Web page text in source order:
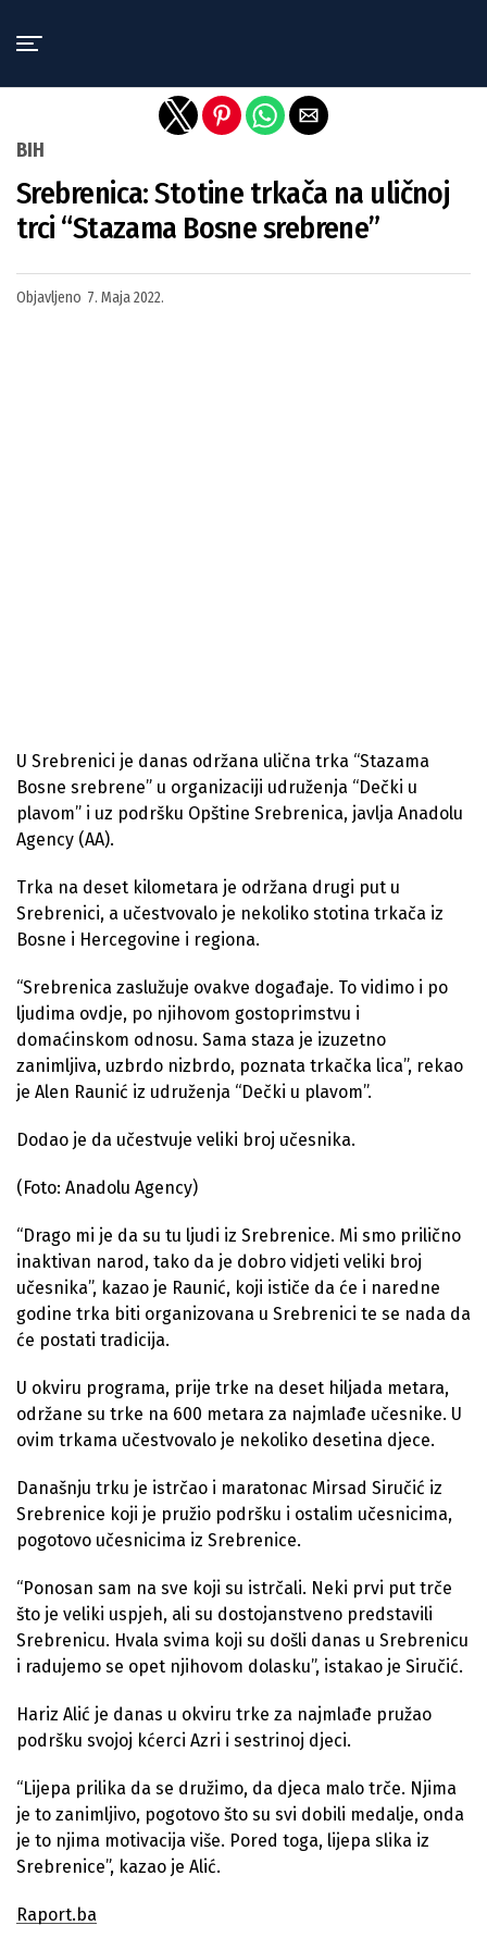
BIH
Srebrenica: Stotine trkača na uličnoj
trci “Stazama Bosne srebrene”
Objavljeno 7. Maja 2022.
U Srebrenici je danas održana ulična trka “Stazama
Bosne srebrene” u organizaciji udruženja “Dečki u
plavom” i uz podršku Opštine Srebrenica, javlja Anadolu
Agency (AA).
Trka na deset kilometara je održana drugi put u
Srebrenici, a učestvovalo je nekoliko stotina trkača iz
Bosne i Hercegovine i regiona.
“Srebrenica zaslužuje ovakve događaje. To vidimo i po
ljudima ovdje, po njihovom gostoprimstvu i
domaćinskom odnosu. Sama staza je izuzetno
zanimljiva, uzbrdo nizbrdo, poznata trkačka lica”, rekao
je Alen Raunić iz udruženja “Dečki u plavom”.
Dodao je da učestvuje veliki broj učesnika.
(Foto: Anadolu Agency)
“Drago mi je da su tu ljudi iz Srebrenice. Mi smo prilično
inaktivan narod, tako da je dobro vidjeti veliki broj
učesnika”, kaza​​​​​​​o je Raunić, koji ističe da će i naredne
godine trka biti organizovana u Srebrenici te se nada da
će postati tradicija.
U okviru programa, prije trke na deset hiljada metara,
održane su trke na 600 metara za najmlađe učesnike. U
ovim trkama učestvovalo je nekoliko desetina djece.
Današnju trku je istrčao i maratonac Mirsad Siručić iz
Srebrenice koji je pružio podršku i ostalim učesnicima,
pogotovo učesnicima iz Srebrenice.
“Ponosan sam na sve koji su istrčali. Neki prvi put trče
što je veliki uspjeh, ali su dostojanstveno predstavili
Srebrenicu. Hvala svima koji su došli danas u Srebrenicu
i radujemo se opet njihovom dolasku”, istakao je Siručić.
Hariz Alić je danas u okviru trke za najmlađe pružao
podršku svojoj kćerci Azri i sestrinoj djeci.
“Lijepa prilika da se družimo, da djeca malo trče. Njima
je to zanimljivo, pogotovo što su svi dobili medalje, onda
je to njima motivacija više. Pored toga, lijepa slika iz
Srebrenice”, kazao je Alić.
Raport.ba